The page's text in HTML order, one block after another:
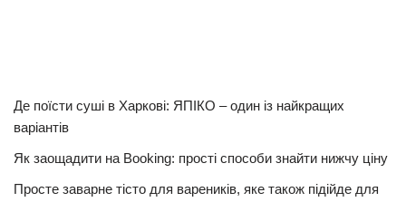
Де поїсти суші в Харкові: ЯПІКО – один із найкращих
варіантів
Як заощадити на Booking: прості способи знайти нижчу ціну
Просте заварне тісто для вареників, яке також підійде для